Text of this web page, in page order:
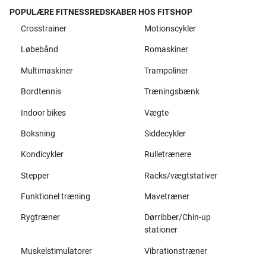
POPULÆRE FITNESSREDSKABER HOS FITSHOP
Crosstrainer
Motionscykler
Løbebånd Romaskiner
Multimaskiner Trampoliner
Bordtennis Træningsbænk
Indoor bikes Vægte
Boksning Siddecykler
Kondicykler Rulletrænere
Stepper Racks/vægtstativer
Funktionel træning Mavetræner
Rygtræner
Dørribber/Chin-up
stationer
Muskelstimulatorer Vibrationstræner